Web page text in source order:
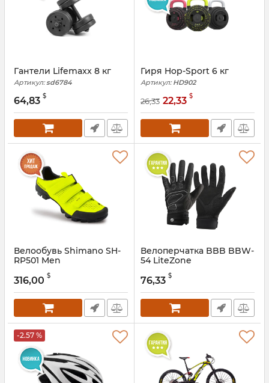
Гантели Lifemaxx 8 кг
Артикул: sd6784
64,83 $
Гиря Hop-Sport 6 кг
Артикул: HD902
26,33 22,33 $
Велообувь Shimano SH-
RP501 Men
316,00 $
Велоперчатка BBB BBW-
54 LiteZone
Артикул:
76,33 $
-2.57 %